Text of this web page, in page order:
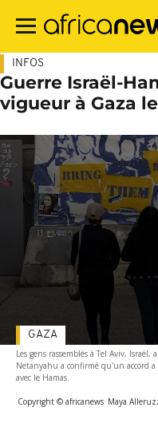
contenu
INFOS
Guerre Israël-
vigueur à Gaza
Les gens rassemblés à Tel Aviv,
Netanyahu a confirmé qu'un accord
avec Ie Hamas.
Copyright © africanews Maya
GAZA